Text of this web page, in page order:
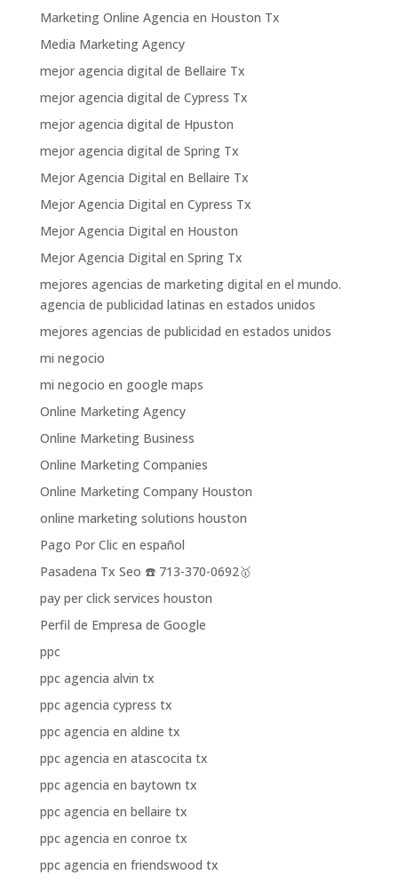
Marketing Online Agencia en Houston Tx
Media Marketing Agency
mejor agencia digital de Bellaire Tx
mejor agencia digital de Cypress Tx
mejor agencia digital de Hpuston
mejor agencia digital de Spring Tx
Mejor Agencia Digital en Bellaire Tx
Mejor Agencia Digital en Cypress Tx
Mejor Agencia Digital en Houston
Mejor Agencia Digital en Spring Tx
mejores agencias de marketing digital en el mundo.
agencia de publicidad latinas en estados unidos
mejores agencias de publicidad en estados unidos
mi negocio
mi negocio en google maps
Online Marketing Agency
Online Marketing Business
Online Marketing Companies
Online Marketing Company Houston
online marketing solutions houston
Pago Por Clic en español
Pasadena Tx Seo ☎️ 713-370-0692🥇
pay per click services houston
Perfil de Empresa de Google
ppc
ppc agencia alvin tx
ppc agencia cypress tx
ppc agencia en aldine tx
ppc agencia en atascocita tx
ppc agencia en baytown tx
ppc agencia en bellaire tx
ppc agencia en conroe tx
ppc agencia en friendswood tx